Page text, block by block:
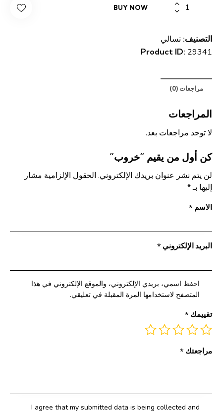
BUY NOW
التصنيف: تسالي
Product ID: 29341
مراجعات (0)
المراجعات
لا توجد مراجعات بعد.
كن أول من يقيم “خروب”
لن يتم نشر عنوان بريدك الإلكتروني. الحقول الإلزامية مشار
إليها بـ*
الاسم *
البريد الإلكتروني *
احفظ اسمي، بريدي الإلكتروني، والموقع الإلكتروني في هذا
المتصفح لاستخدامها المرة المقبلة في تعليقي.
تقييمك *
مراجعتك *
I agree that my submitted data is being collected and